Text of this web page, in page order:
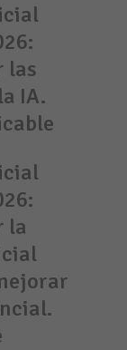
las
IA.
la